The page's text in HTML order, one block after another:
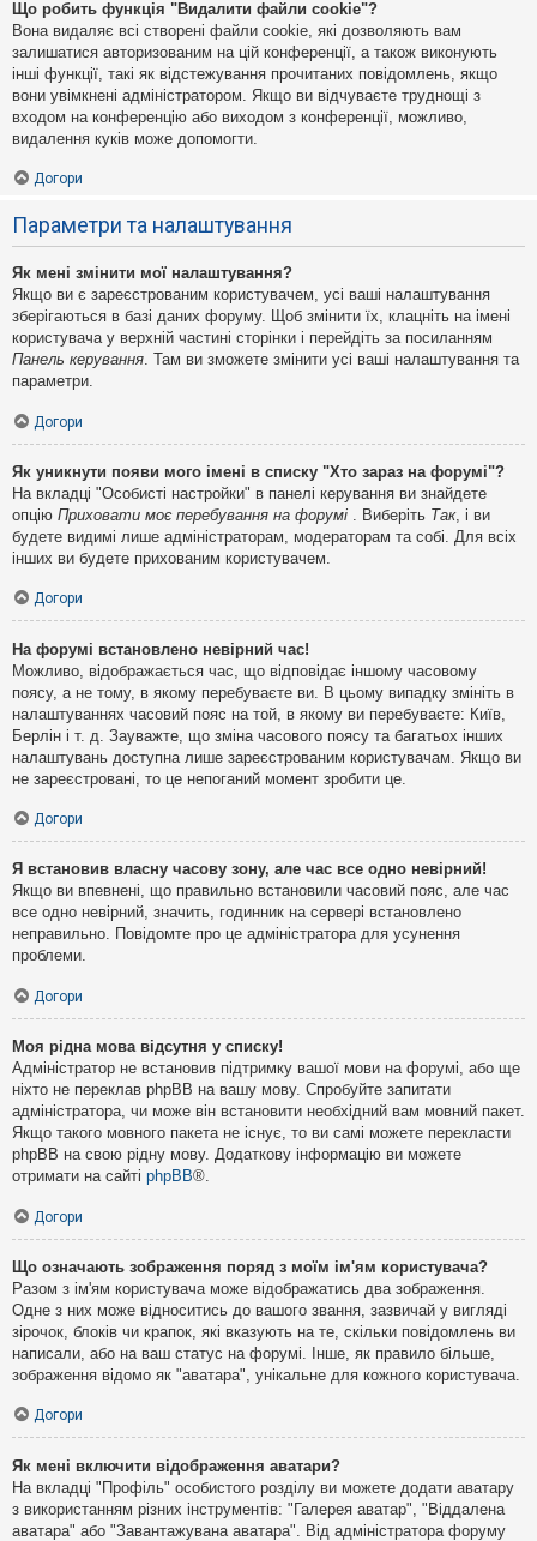
Що робить функція "Видалити файли cookie"?
Вона видаляє всі створені файли cookie, які дозволяють вам
залишатися авторизованим на цій конференції, а також виконують
інші функції, такі як відстежування прочитаних повідомлень, якщо
вони увімкнені адміністратором. Якщо ви відчуваєте труднощі з
входом на конференцію або виходом з конференції, можливо,
видалення куків може допомогти.
Догори
Параметри та налаштування
Як мені змінити мої налаштування?
Якщо ви є зареєстрованим користувачем, усі ваші налаштування
зберігаються в базі даних форуму. Щоб змінити їх, клацніть на імені
користувача у верхній частині сторінки і перейдіть за посиланням
Панель керування . Там ви зможете змінити усі ваші налаштування та
параметри.
Догори
Як уникнути появи мого імені в списку "Хто зараз на форумі"?
На вкладці "Особисті настройки" в панелі керування ви знайдете
опцію Приховати моє перебування на форумі . Виберіть Так, і ви
будете видимі лише адміністраторам, модераторам та собі. Для всіх
інших ви будете прихованим користувачем.
Догори
На форумі встановлено невірний час!
Можливо, відображається час, що відповідає іншому часовому
поясу, а не тому, в якому перебуваєте ви. В цьому випадку змініть в
налаштуваннях часовий пояс на той, в якому ви перебуваєте: Київ,
Берлін і т. д. Зауважте, що зміна часового поясу та багатьох інших
налаштувань доступна лише зареєстрованим користувачам. Якщо ви
не зареєстровані, то це непоганий момент зробити це.
Догори
Я встановив власну часову зону, але час все одно невірний!
Якщо ви впевнені, що правильно встановили часовий пояс, але час
все одно невірний, значить, годинник на сервері встановлено
неправильно. Повідомте про це адміністратора для усунення
проблеми.
Догори
Моя рідна мова відсутня у списку!
Адміністратор не встановив підтримку вашої мови на форумі, або ще
ніхто не переклав phpBB на вашу мову. Спробуйте запитати
адміністратора, чи може він встановити необхідний вам мовний пакет.
Якщо такого мовного пакета не існує, то ви самі можете перекласти
phpBB на свою рідну мову. Додаткову інформацію ви можете
отримати на сайті phpBB®.
Догори
Що означають зображення поряд з моїм ім'ям користувача?
Разом з ім'ям користувача може відображатись два зображення.
Одне з них може відноситись до вашого звання, зазвичай у вигляді
зірочок, блоків чи крапок, які вказують на те, скільки повідомлень ви
написали, або на ваш статус на форумі. Інше, як правило більше,
зображення відомо як "аватара", унікальне для кожного користувача.
Догори
Як мені включити відображення аватари?
На вкладці "Профіль" особистого розділу ви можете додати аватару
з використанням різних інструментів: "Галерея аватар", "Віддалена
аватара" або "Завантажувана аватара". Від адміністратора форуму